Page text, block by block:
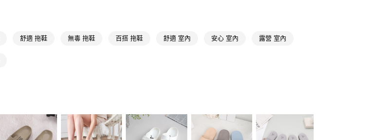
３．安心：先確認商品／服務後，再付款。
絡購買商品的店家。未經商家同意取消之訂單仍視為有效，需透過AFTEE
先享後付繳納相關費用。
※ 交易是否成功請以「AFTEE先享後付 」之結帳頁面顯示為準，若有關於
運送方式
萊爾富取貨付款
每筆NT$65，滿NT$490(含以上)免運費
舒適 拖鞋 無毒 拖鞋 百搭 拖鞋 舒適 室內 安心 室內 露營 室內